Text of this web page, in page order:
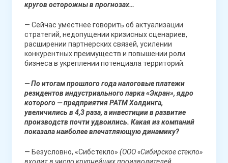
кругов осторожны в прогнозах…
— Сейчас уместнее говорить об актуализации
стратегий, недопущении кризисных сценариев,
расширении партнерских связей, усилении
конкурентных преимуществ и повышении роли
бизнеса в укреплении потенциала территорий.
— По итогам прошлого года налоговые платежи
резидентов индустриального парка «Экран», ядро
которого — предприятия РАТМ Холдинга,
увеличились в 4,3 раза, а инвестиции в развитие
производств почти удвоились. Какая из компаний
показала наиболее впечатляющую динамику?
— Безусловно, «Сибстекло» (ООО «Сибирское стекло»